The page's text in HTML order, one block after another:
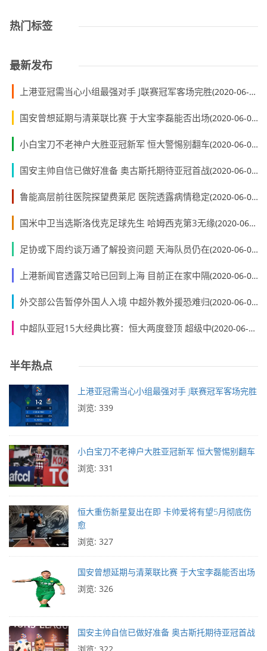
热门标签
最新发布
上港亚冠需当心小组最强对手 J联赛冠军客场完胜(2020-06-01)
国安曾想延期与清莱联比赛 于大宝李磊能否出场(2020-06-01)
小白宝刀不老神户大胜亚冠新军 恒大警惕别翻车(2020-06-01)
国安主帅自信已做好准备 奥古斯托期待亚冠首战(2020-06-01)
鲁能高层前往医院探望费莱尼 医院透露病情稳定(2020-06-01)
国米中卫当选斯洛伐克足球先生 哈姆西克第3无缘(2020-06-01)
足协或下周约谈万通了解投资问题 天海队员仍在(2020-06-01)
上港新闻官透露艾哈已回到上海 目前正在家中隔(2020-06-01)
外交部公告暂停外国人入境 中超外教外援恐难归(2020-06-01)
中超队亚冠15大经典比赛：恒大两度登顶 超级中(2020-06-01)
半年热点
上港亚冠需当心小组最强对手 J联赛冠军客场完胜
浏览: 339
小白宝刀不老神户大胜亚冠新军 恒大警惕别翻车
浏览: 331
恒大重伤新星复出在即 卡帅爱将有望5月彻底伤
愈
浏览: 327
国安曾想延期与清莱联比赛 于大宝李磊能否出场
浏览: 326
国安主帅自信已做好准备 奥古斯托期待亚冠首战